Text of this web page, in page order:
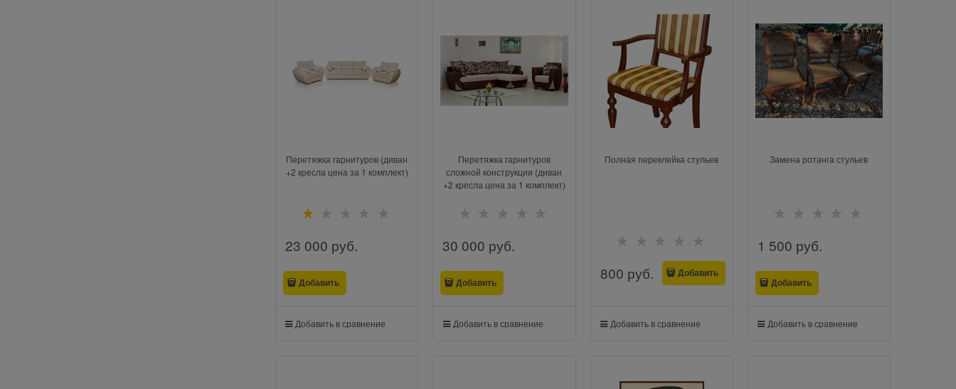
Перетяжка гарнитуров (диван
+2 кресла цена за 1 комплект)
23 000 руб.
Добавить
Добавить в сравнение
Перетяжка гарнитуров
сложной конструкции (диван
+2 кресла цена за 1 комплект)
30 000 руб.
Добавить
Добавить в сравнение
Полная переклейка стульев
800 руб. Добавить
Добавить в сравнение
Замена ротанга стульев
1 500 руб.
Добавить
Добавить в сравнение